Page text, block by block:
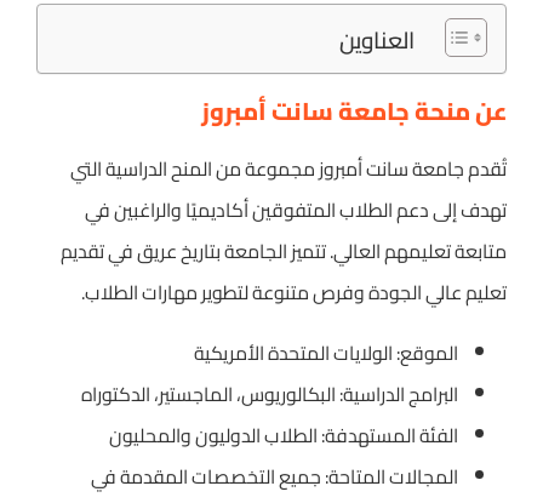
العناوين
عن منحة جامعة سانت أمبروز
تُقدم جامعة سانت أمبروز مجموعة من المنح الدراسية التي
تهدف إلى دعم الطلاب المتفوقين أكاديميًا والراغبين في
متابعة تعليمهم العالي. تتميز الجامعة بتاريخ عريق في تقديم
تعليم عالي الجودة وفرص متنوعة لتطوير مهارات الطلاب.
الموقع: الولايات المتحدة الأمريكية
البرامج الدراسية: البكالوريوس، الماجستير، الدكتوراه
الفئة المستهدفة: الطلاب الدوليون والمحليون
المجالات المتاحة: جميع التخصصات المقدمة في